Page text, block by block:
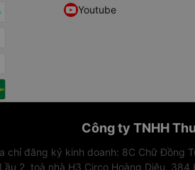
Youtube
Công ty TNHH
chỉ đăng ký kinh doanh: 8C Chữ Đồng
Lầu 2, toà nhà H3 Circo Hoàng Diệu, 384